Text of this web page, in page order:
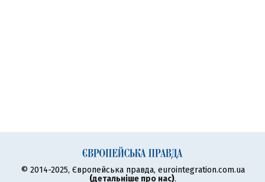
© 2014-2025, Європейська правда, eurointegration.com.ua
(детальніше про нас).